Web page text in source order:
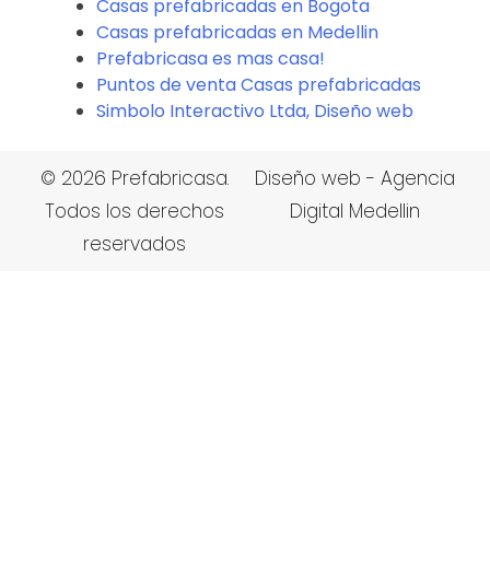
Casas prefabricadas en Bogota
Casas prefabricadas en Medellin
Prefabricasa es mas casa!
Puntos de venta Casas prefabricadas
Simbolo Interactivo Ltda, Diseño web
© 2026 Prefabricasa.
Todos los derechos
reservados
Diseño web - Agencia
Digital Medellin